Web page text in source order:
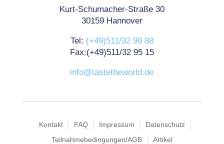
Kurt-Schumacher-Straße 30
30159 Hannover
Tel: (+49)511/32 99 88
Fax:(+49)511/32 95 15
info@tastetheworld.de
Kontakt FAQ Impressum
Datenschutz
Teilnahmebedingungen/AGB
Artikel